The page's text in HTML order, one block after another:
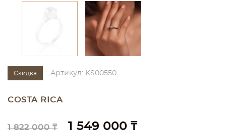
Скидка Артикул: KS00550
COSTA RICA
1 822 000 ₸ 1 549 000 ₸